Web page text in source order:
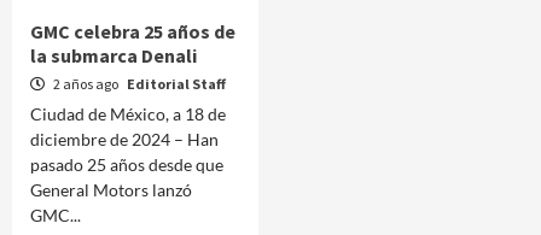
GMC celebra 25 años de
la submarca Denali
2 años ago Editorial Staff
Ciudad de México, a 18 de
diciembre de 2024 – Han
pasado 25 años desde que
General Motors lanzó
GMC...